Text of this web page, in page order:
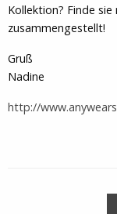
Kollektion? Finde
zusammengestellt!
Gruß
Nadine
http://